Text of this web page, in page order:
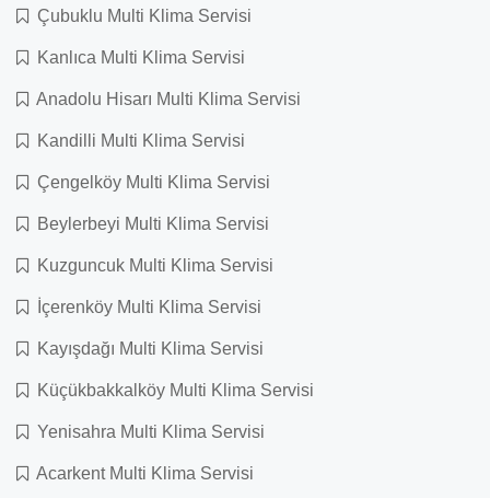
Çubuklu Multi Klima Servisi
Kanlıca Multi Klima Servisi
Anadolu Hisarı Multi Klima Servisi
Kandilli Multi Klima Servisi
Çengelköy Multi Klima Servisi
Beylerbeyi Multi Klima Servisi
Kuzguncuk Multi Klima Servisi
İçerenköy Multi Klima Servisi
Kayışdağı Multi Klima Servisi
Küçükbakkalköy Multi Klima Servisi
Yenisahra Multi Klima Servisi
Acarkent Multi Klima Servisi